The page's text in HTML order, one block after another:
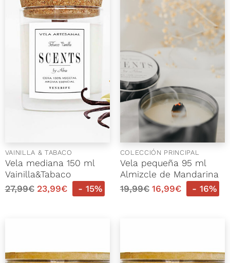
VAINILLA & TABACO
Vela mediana 150 ml
Vainilla&Tabaco
27,99€ 23,99€ - 15%
COLECCIÓN PRINCIPAL
Vela pequeña 95 ml
Almizcle de Mandarina
19,99€ 16,99€ - 16%